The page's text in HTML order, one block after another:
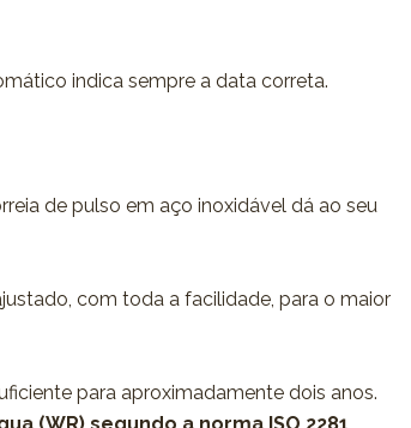
indica sempre a data correta.
de pulso em aço inoxidável dá ao seu
com toda a facilidade, para o maior
para aproximadamente dois anos.